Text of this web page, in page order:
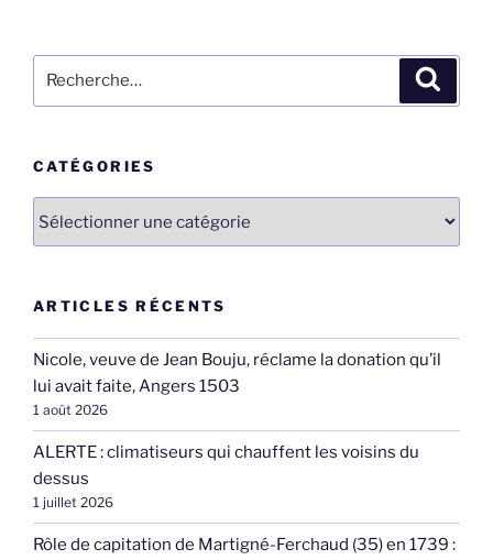
pour
CATÉGORIES
ARTICLES RÉCENTS
Nicole, veuve de Jean Bouju, réclame la donation qu’il
lui avait faite, Angers 1503
1 août 2026
ALERTE : climatiseurs qui chauffent les voisins du
dessus
1 juillet 2026
Rôle de capitation de Martigné-Ferchaud (35) en 1739 :